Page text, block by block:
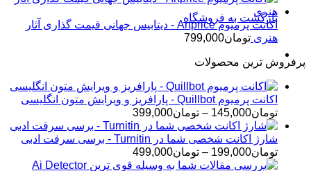
بازگشت به فروشگاه
اکانت پرمیوم Artprice - دیتابیس جهانی قیمت ‌گذاری آثار
هنری تومان799,000
پرفروش ترین محصولات
اکانت پرمیوم Quillbot - پارافریز و ویرایش متون انگلیسی
تومان145,000
– تومان399,000محدوده
قیمت:
تومان145,000
تا
تومان399,000
شارژ اکانت شخصی شما در Turnitin - برسی سرقت ادبی
تومان199,000
– تومان499,000محدوده
قیمت: